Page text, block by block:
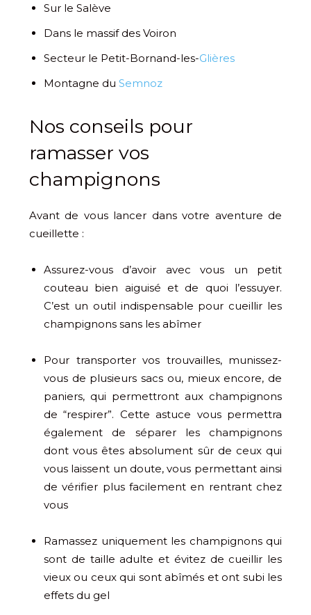
Sur le Salève
Dans le massif des Voiron
Secteur le Petit-Bornand-les-Glières
Montagne du Semnoz
Nos conseils pour
ramasser vos
champignons
Avant de vous lancer dans votre aventure de
cueillette :
Assurez-vous d’avoir avec vous un petit
couteau bien aiguisé et de quoi l’essuyer.
C’est un outil indispensable pour cueillir les
champignons sans les abîmer
Pour transporter vos trouvailles, munissez-
vous de plusieurs sacs ou, mieux encore, de
paniers, qui permettront aux champignons
de “respirer”. Cette astuce vous permettra
également de séparer les champignons
dont vous êtes absolument sûr de ceux qui
vous laissent un doute, vous permettant ainsi
de vérifier plus facilement en rentrant chez
vous
Ramassez uniquement les champignons qui
sont de taille adulte et évitez de cueillir les
vieux ou ceux qui sont abîmés et ont subi les
effets du gel